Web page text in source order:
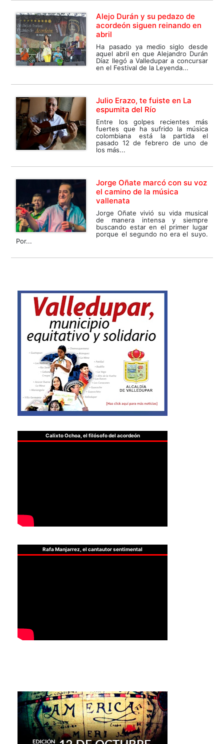
Alejo Durán y su pedazo de
acordeón siguen reinando en
abril
Ha pasado ya medio siglo desde
aquel abril en que Alejandro Durán
Díaz llegó a Valledupar a concursar
en el Festival de la Leyenda...
Julio Erazo, te fuiste en La
espumita del Río
Entre los golpes recientes más
fuertes que ha sufrido la música
colombiana está la partida el
pasado 12 de febrero de uno de
los más...
Jorge Oñate marcó con su voz
el camino de la música
vallenata
Jorge Oñate vivió su vida musical
de manera intensa y siempre
buscando estar en el primer lugar
porque el segundo no era el suyo.
Por...
Calixto Ochoa, el filósofo del acordeón
Rafa Manjarrez, el cantautor sentimental